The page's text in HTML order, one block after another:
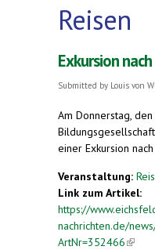
Reisen
Exkursion
Submitted by Louis von
Am Donnerstag,
einer Exkursion
Veranstaltung:
Link zum Artikel:
https://
nachrichten.de/
ArtNr=352466(link